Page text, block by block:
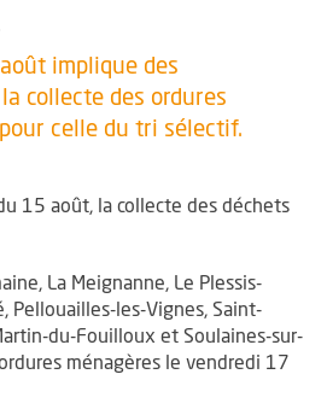
implique des
collecte des ordures
celle du tri sélectif.
15 août, la collecte des déchets
La Meignanne, Le Plessis-
Pellouailles-les-Vignes, Saint-
du-Fouilloux et Soulaines-sur-
ménagères le vendredi 17